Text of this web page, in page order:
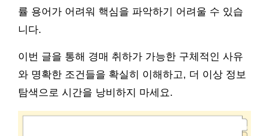
률 용어가 어려워 핵심을 파악하기 어려울 수 있습
니다.
이번 글을 통해 경매 취하가 가능한 구체적인 사유
와 명확한 조건들을 확실히 이해하고, 더 이상 정보
탐색으로 시간을 낭비하지 마세요.